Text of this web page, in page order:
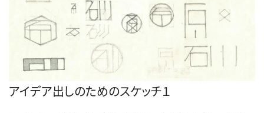
アイデア出しのためのスケッチ１